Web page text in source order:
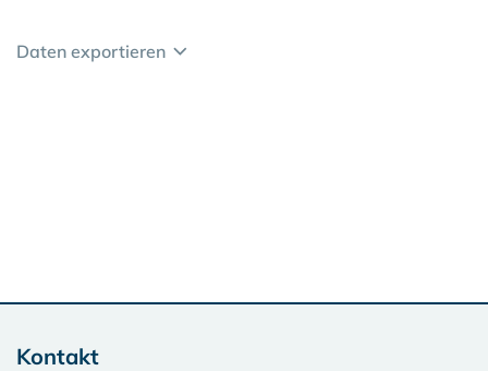
Daten exportieren
Kontakt